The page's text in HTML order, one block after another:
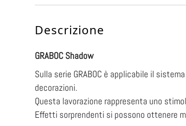
Descrizione
GRABOC Shadow
Sulla serie GRABOC è applicabile il
decorazioni.
Questa lavorazione rappresenta uno
Effetti sorprendenti si possono ottenere